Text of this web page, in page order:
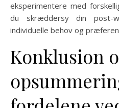
eksperimentere med
du skræddersy din post-
individuelle behov og
Konklusion